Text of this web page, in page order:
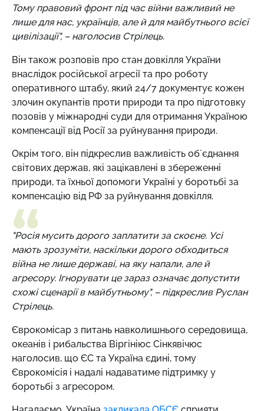
Тому правовий фронт під час війни важливий не
лише для нас, українців, але й для майбутнього всієї
цивілізації", – наголосив Стрілець.
Він також розповів про стан довкілля України
внаслідок російської агресії та про роботу
оперативного штабу, який 24/7 документує кожен
злочин окупантів проти природи та про підготовку
позовів у міжнародні суди для отримання Україною
компенсації від Росії за руйнування природи.
Окрім того, він підкреслив важливість обʼєднання
світових держав, які зацікавлені в збереженні
природи, та їхньої допомоги Україні у боротьбі за
компенсацію від РФ за руйнування довкілля.
"Росія мусить дорого заплатити за скоєне. Усі
мають зрозуміти, наскільки дорого обходиться
війна не лише державі, на яку напали, але й
агресору. Ігнорувати це зараз означає допустити
схожі сценарії в майбутньому", – підкреслив Руслан
Стрілець.
Єврокомісар з питань навколишнього середовища,
океанів і рибальства Віргініюс Сінкявічюс
наголосив, що ЄС та Україна єдині, тому
Єврокомісія і надалі надаватиме підтримку у
боротьбі з агресором.